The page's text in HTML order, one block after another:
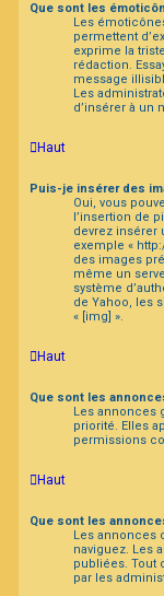
Que sont les
Les
permettent
exprime la
rédaction.
message
Les
d’insérer à un
Haut
Puis-je insérer des
Oui, vous
l’insertion de
devrez insérer
exemple «
des images
même un
système
de Yahoo, les
« [img] ».
Haut
Que sont les
Les annonces
priorité. Elles
permissions
Haut
Que sont les
Les annonces
naviguez. Les
publiées. Tout
par les